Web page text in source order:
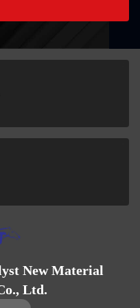
New Material
Ltd.